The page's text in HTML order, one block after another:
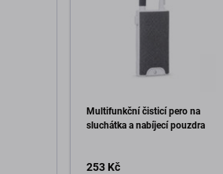
Multifunkční čisticí pero na
sluchátka a nabíjecí pouzdra
253 Kč